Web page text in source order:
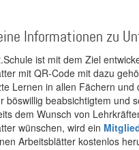
Informationen zu
ist mit dem Ziel
mit QR-Code mit dazu
Lernen in allen Fächern
böswillig beabsichtigtem und
dem Wunsch von
wünschen, wird ein
Arbeitsblätter kostenlos